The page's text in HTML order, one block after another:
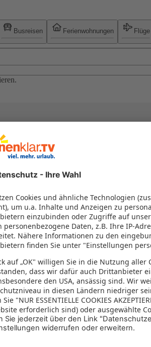
Busreisen Ferienwohnungen Flüge
in einem Paket kombiniert werden –